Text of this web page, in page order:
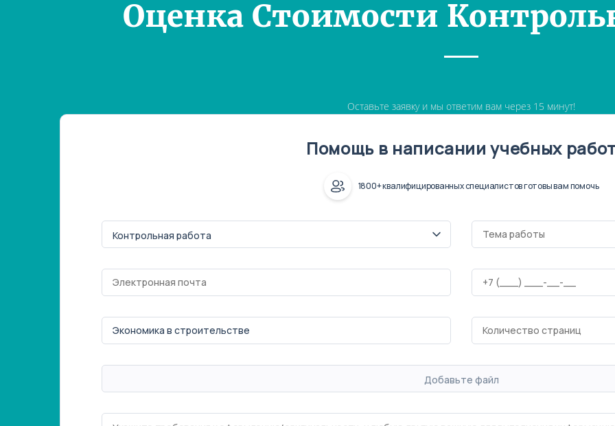
Оценка Стоимости
Оставьте заявку и мы ответим вам через 15 минут!
Помощь в написании учебных
1800+ квалифицированных специалистов готовы вам помочь
Добавьте файл